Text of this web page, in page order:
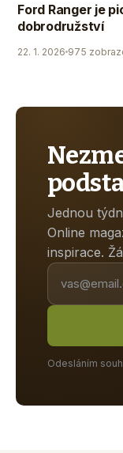
Ford Ranger je
dobrodružství
22. 1. 2026 975
Jednou
Online
inspirace.
Odesláním